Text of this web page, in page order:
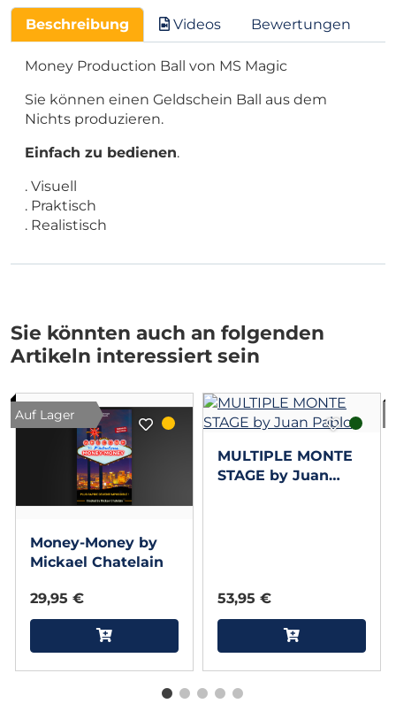
Beschreibung Videos Bewertungen
Money Production Ball von MS Magic
Sie können einen Geldschein Ball aus dem
Nichts produzieren.
Einfach zu bedienen.
. Visuell
. Praktisch
. Realistisch
Sie könnten auch an folgenden
Artikeln interessiert sein
Auf Lager
Money-Money by
Mickael Chatelain
29,95 €
MULTIPLE MONTE
STAGE by Juan
53,95 €